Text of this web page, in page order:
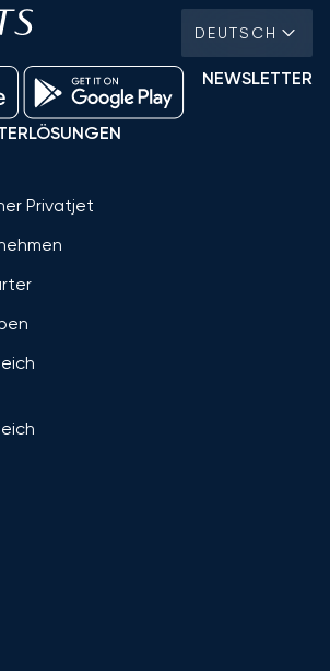
DEUTSCH
NEWSLETTER
Privatjet